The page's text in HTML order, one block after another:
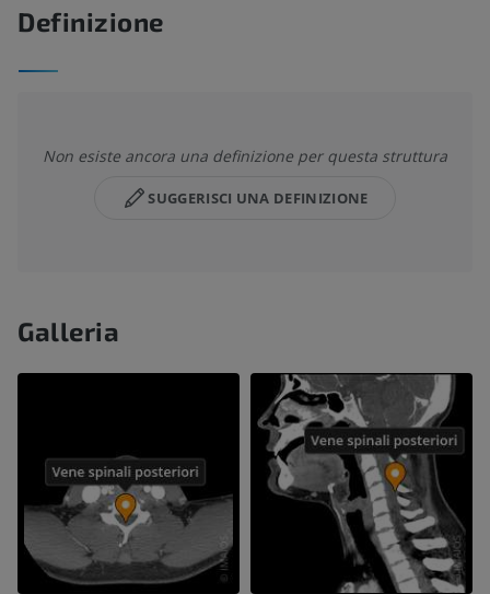
Definizione
Non esiste ancora una definizione per questa struttura
SUGGERISCI UNA DEFINIZIONE
Galleria